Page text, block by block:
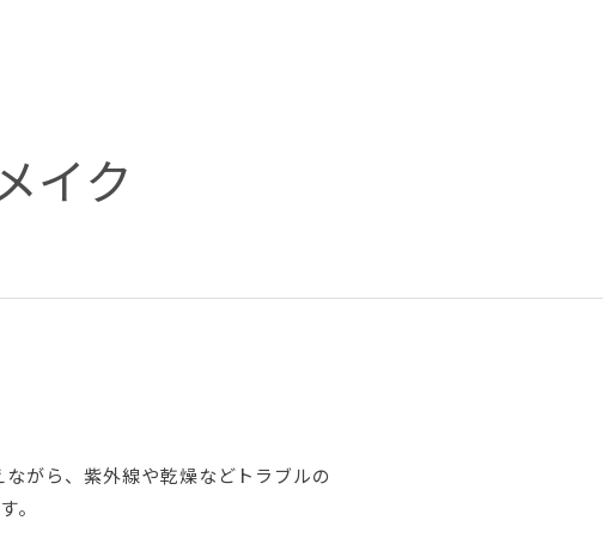
イク
がら、紫外線や乾燥などトラブルの
。